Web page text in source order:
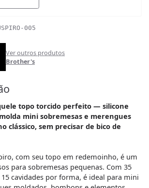
005
Ver outros produtos
Brother's
topo torcido perfeito — silicone
mini sobremesas e merengues
clássico, sem precisar de bico de
com seu topo em redemoinho, é um
para sobremesas pequenas. Com 35
cavidades por forma, é ideal para mini